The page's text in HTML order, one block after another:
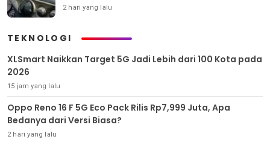
2 hari yang lalu
TEKNOLOGI
XLSmart Naikkan Target 5G Jadi Lebih dari 100 Kota pada
2026
15 jam yang lalu
Oppo Reno 16 F 5G Eco Pack Rilis Rp7,999 Juta, Apa
Bedanya dari Versi Biasa?
2 hari yang lalu